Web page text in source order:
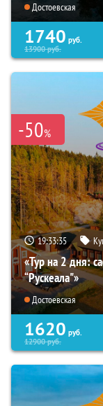
Достоевская
1740 руб.
13900руб.
-50%
19:33:34
«Тур на 2 дня:
“Рускеала"»
Достоевская
1620 руб.
12900руб.